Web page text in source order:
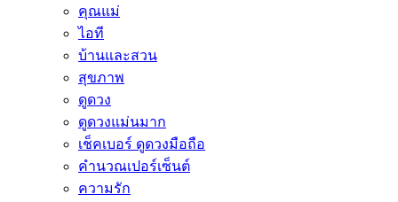
คุณแม่
ไอที
บ้านและสวน
สุขภาพ
ดูดวง
ดูดวงแม่นมาก
เช็คเบอร์ ดูดวงมือถือ
คำนวณเปอร์เซ็นต์
ความรัก